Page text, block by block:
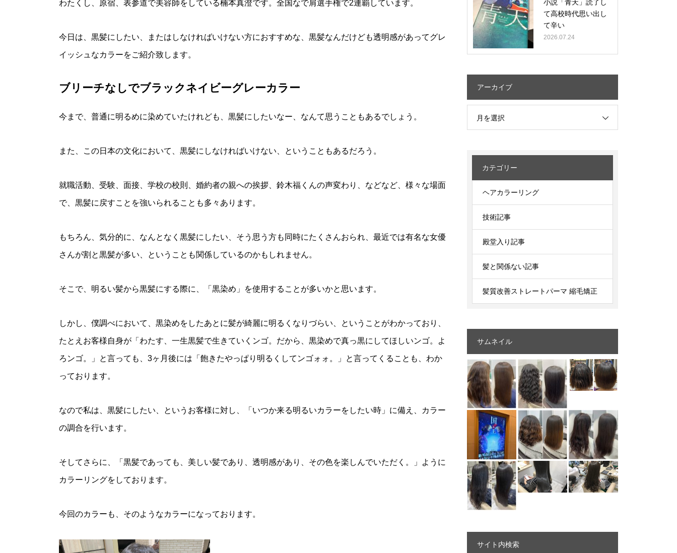
わたくし、原宿、表参道で美容師をしている楠本真澄です。全国なで肩選手権で2連覇しています。
今日は、黒髪にしたい、またはしなければいけない方におすすめな、黒髪なんだけども透明感があってグレ
イッシュなカラーをご紹介致します。
ブリーチなしでブラックネイビーグレーカラー
今まで、普通に明るめに染めていたけれども、黒髪にしたいなー、なんて思うこともあるでしょう。
また、この日本の文化において、黒髪にしなければいけない、ということもあるだろう。
就職活動、受験、面接、学校の校則、婚約者の親への挨拶、鈴木福くんの声変わり、などなど、様々な場面
で、黒髪に戻すことを強いられることも多々あります。
もちろん、気分的に、なんとなく黒髪にしたい、そう思う方も同時にたくさんおられ、最近では有名な女優
さんが割と黒髪が多い、ということも関係しているのかもしれません。
そこで、明るい髪から黒髪にする際に、「黒染め」を使用することが多いかと思います。
しかし、僕調べにおいて、黒染めをしたあとに髪が綺麗に明るくなりづらい、ということがわかっており、
たとえお客様自身が「わたす、一生黒髪で生きていくンゴ。だから、黒染めで真っ黒にしてほしいンゴ。よ
ろンゴ。」と言っても、3ヶ月後には「飽きたやっぱり明るくしてンゴォォ。」と言ってくることも、わか
っております。
なので私は、黒髪にしたい、というお客様に対し、「いつか来る明るいカラーをしたい時」に備え、カラー
の調合を行います。
そしてさらに、「黒髪であっても、美しい髪であり、透明感があり、その色を楽しんでいただく。」ように
カラーリングをしております。
今回のカラーも、そのようなカラーになっております。
小説「青天」読了し
て高校時代思い出し
て辛い
2026.07.24
アーカイブ
月を選択
カテゴリー
ヘアカラーリング
技術記事
殿堂入り記事
髪と関係ない記事
髪質改善ストレートパーマ 縮毛矯正
サムネイル
サイト内検索